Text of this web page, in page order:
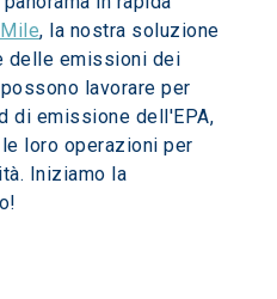
, la nostra soluzione
delle emissioni dei
lavorare per
di emissione dell'EPA,
loro operazioni per
Iniziamo la